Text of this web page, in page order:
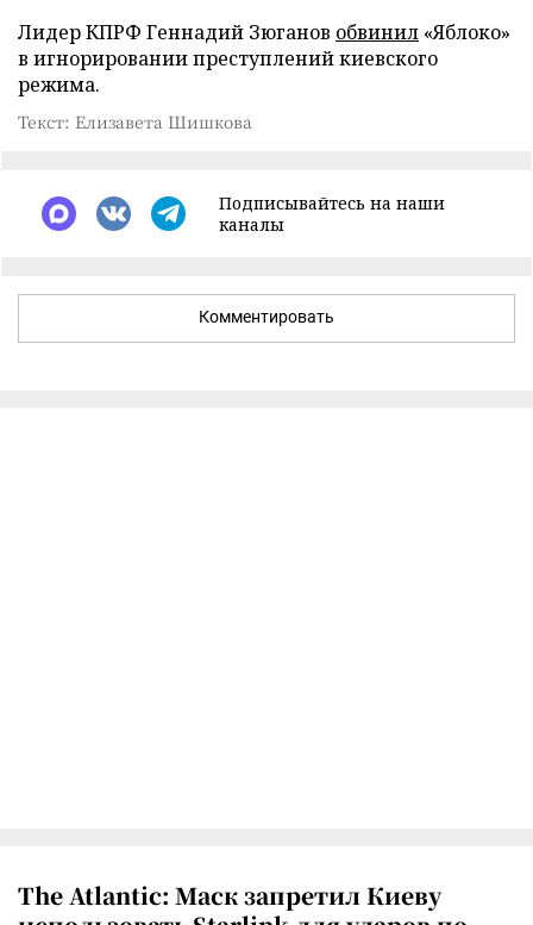
Лидер КПРФ Геннадий Зюганов обвинил «Яблоко»
в игнорировании преступлений киевского
режима.
Текст: Елизавета Шишкова
Подписывайтесь на наши
каналы
Комментировать
The Atlantic: Маск запретил Киеву